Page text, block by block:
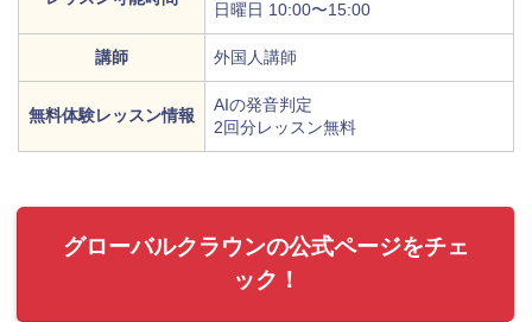
日曜日 10:00〜15:00
講師 外国人講師
無料体験レッスン情報
AIの発音判定
2回分レッスン無料
グローバルクラウンの公式ページをチェ
ック！